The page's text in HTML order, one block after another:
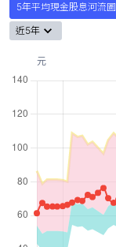
5年平均現金股息河流圖
近5年